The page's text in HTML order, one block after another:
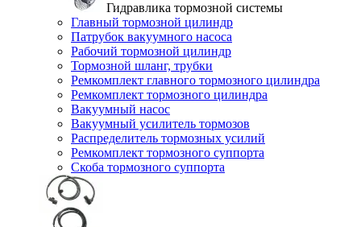
Гидравлика тормозной системы
Главный тормозной цилиндр
Патрубок вакуумного насоса
Рабочий тормозной цилиндр
Тормозной шланг, трубки
Ремкомплект главного тормозного цилиндра
Ремкомплект тормозного цилиндра
Вакуумный насос
Вакуумный усилитель тормозов
Распределитель тормозных усилий
Ремкомплект тормозного суппорта
Скоба тормозного суппорта